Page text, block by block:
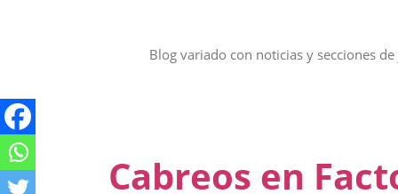
Blog variado con noticias y secciones
Cabreos en